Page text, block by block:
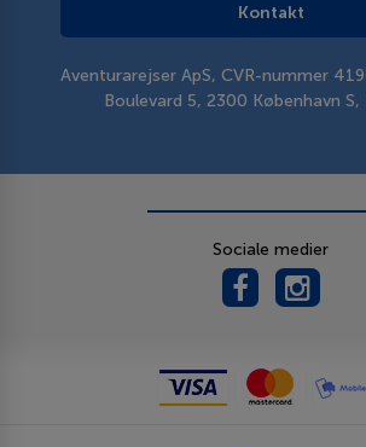
Kontakt
Aventurarejser ApS, CVR-nummer
Boulevard 5, 2300 København
Sociale medier